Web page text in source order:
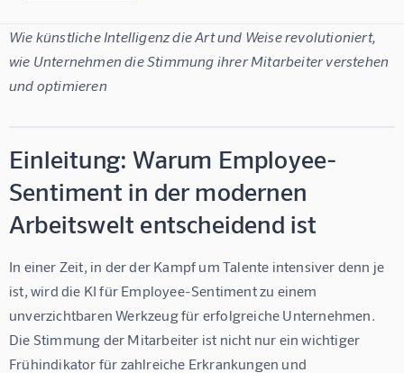
Wie künstliche Intelligenz die Art und Weise revolutioniert,
wie Unternehmen die Stimmung ihrer Mitarbeiter verstehen
und optimieren
Einleitung: Warum Employee-
Sentiment in der modernen
Arbeitswelt entscheidend ist
In einer Zeit, in der der Kampf um Talente intensiver denn je
ist, wird die KI für Employee-Sentiment zu einem
unverzichtbaren Werkzeug für erfolgreiche Unternehmen.
Die Stimmung der Mitarbeiter ist nicht nur ein wichtiger
Frühindikator für zahlreiche Erkrankungen und